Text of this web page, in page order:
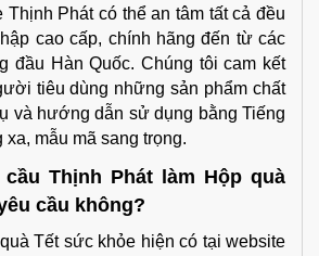
Thịnh Phát có thể an tâm tất cả đều
cao cấp, chính hãng đến từ các
đầu Hàn Quốc. Chúng tôi cam kết
tiêu dùng những sản phẩm chất
và hướng dẫn sử dụng bằng Tiếng
mẫu mã sang trọng.
Thịnh Phát làm Hộp quà
cầu không?
Tết sức khỏe hiện có tại website